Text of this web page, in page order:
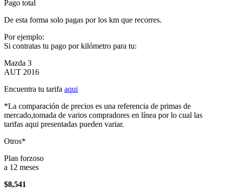
Pago total
De esta forma solo pagas por los km que recorres.
Por ejemplo:
Si contratas tu pago por kilómetro para tu:
Mazda 3
AUT 2016
Encuentra tu tarifa aqui
*La comparación de precios es una referencia de primas de
mercado,tomada de varios compradores en línea por lo cual las
tarifas aqui presentadas pueden variar.
Otros*
Plan forzoso
a 12 meses
$8,541